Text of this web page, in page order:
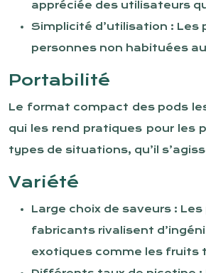
appréciée des utilisateurs
Simplicité d’utilisation :
personnes non habituées
Portabilité
Le format compact des pods
qui les rend pratiques pour les
types de situations, qu’il
Variété
Large choix de saveurs :
fabricants rivalisent
exotiques comme les fruits